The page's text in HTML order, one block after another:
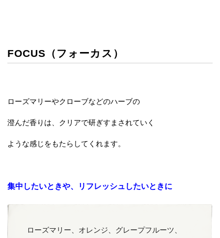
FOCUS（フォーカス）
ローズマリーやクローブなどのハーブの
澄んだ香りは、クリアで研ぎすまされていく
ような感じをもたらしてくれます。
集中したいときや、リフレッシュしたいときに
ローズマリー、オレンジ、グレープフルーツ、